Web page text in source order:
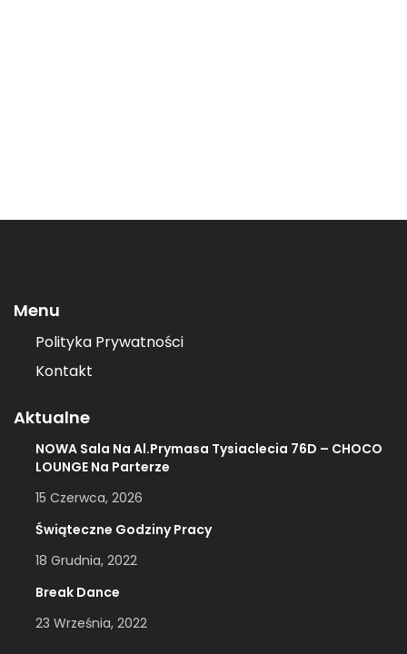
Menu
Polityka Prywatności
Kontakt
Aktualne
NOWA Sala Na Al.Prymasa Tysiaclecia 76D – CHOCO
LOUNGE Na Parterze
15 Czerwca, 2026
Świąteczne Godziny Pracy
18 Grudnia, 2022
Break Dance
23 Września, 2022